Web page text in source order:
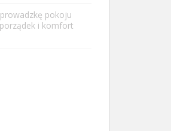
pokoju
i komfort